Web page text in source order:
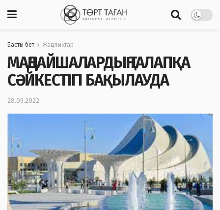
Басты бет Жаңалықтар
МАҢДАЙШАЛАРДЫҢ ТАЛАПҚА
СӘЙКЕСТІГІ БАҚЫЛАУДА
28.09.2022